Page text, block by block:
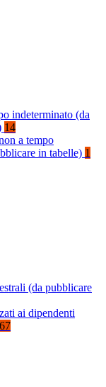
indeterminato (da
14
a tempo
in tabelle) 1
(da pubblicare
ai dipendenti